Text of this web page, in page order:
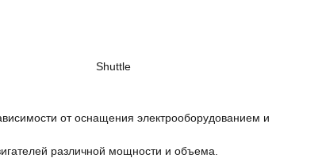
Shuttle
от оснащения электрооборудованием и
различной мощности и объема.